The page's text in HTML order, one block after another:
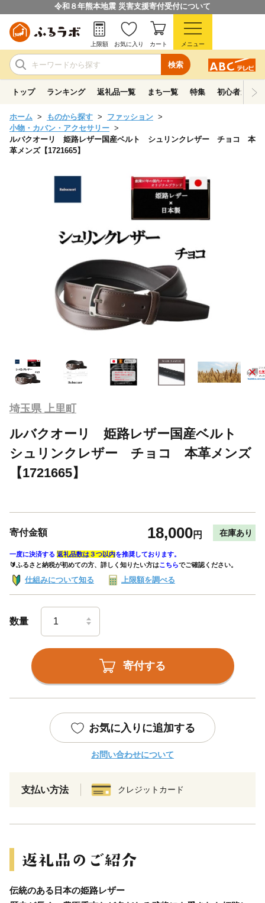
令和８年熊本地震 災害支援寄付受付について
検索
上限額 お気に入り カート メニュー
トップ ランキング 返礼品一覧 まち一覧 特集 初心者ガイド
ホーム ものから探す
ファッション
小物・カバン・アクセサリー
ルバクオーリ 姫路レザー国産ベルト シュリンクレザー チョコ 本
革メンズ【1721665】
埼玉県 上里町
ルバクオーリ 姫路レザー国産ベルト
シュリンクレザー チョコ 本革メンズ
【1721665】
寄付金額 18,000円 在庫あり
一度に決済する 返礼品数は３つ以内を推奨しております。
🔰ふるさと納税が初めての方、詳しく知りたい方はこちらでご確認ください。
仕組みについて知る 上限額を調べる
数量
寄付する
お気に入りに追加する
お問い合わせについて
支払い方法 クレジットカード
伝統のある日本の姫路レザー